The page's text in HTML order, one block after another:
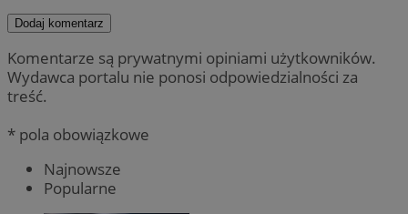
Dodaj komentarz
Komentarze są prywatnymi opiniami użytkowników.
Wydawca portalu nie ponosi odpowiedzialności za
treść.
* pola obowiązkowe
Najnowsze
Popularne